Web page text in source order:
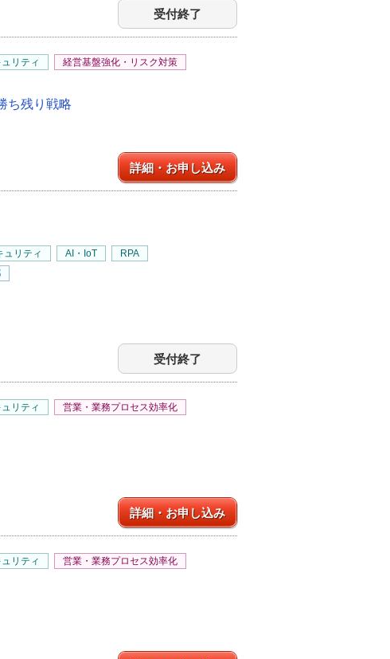
受付終了
リティ
経営基盤強化・リスク対策
ち残り戦略
詳細・お申し込み
ュリティ AI・IoT
RPA
受付終了
リティ
営業・業務プロセス効率化
詳細・お申し込み
リティ
営業・業務プロセス効率化